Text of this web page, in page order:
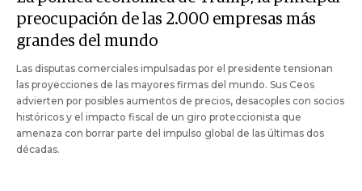
preocupación de las 2.000 empresas más
grandes del mundo
Las disputas comerciales impulsadas por el presidente tensionan
las proyecciones de las mayores firmas del mundo. Sus Ceos
advierten por posibles aumentos de precios, desacoples con socios
históricos y el impacto fiscal de un giro proteccionista que
amenaza con borrar parte del impulso global de las últimas dos
décadas.